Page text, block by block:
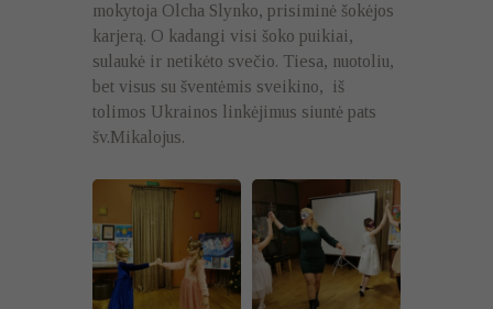
mokytoja Olcha Slynko, prisiminė šokėjos
karjerą. O kadangi visi šoko puikiai,
sulaukė ir netikėto svečio. Tiesa, nuotoliu,
bet visus su šventėmis sveikino, iš
tolimos Ukrainos linkėjimus siuntė pats
šv.Mikalojus.